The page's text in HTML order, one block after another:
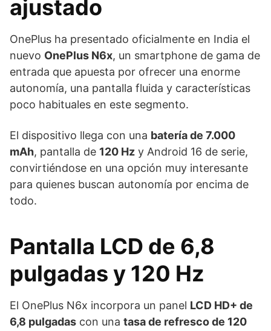
ajustado
OnePlus ha presentado oficialmente en India el
nuevo OnePlus N6x, un smartphone de gama de
entrada que apuesta por ofrecer una enorme
autonomía, una pantalla fluida y características
poco habituales en este segmento.
El dispositivo llega con una batería de 7.000
mAh, pantalla de 120 Hz y Android 16 de serie,
convirtiéndose en una opción muy interesante
para quienes buscan autonomía por encima de
todo.
Pantalla LCD de 6,8
pulgadas y 120 Hz
El OnePlus N6x incorpora un panel LCD HD+ de
6,8 pulgadas con una tasa de refresco de 120